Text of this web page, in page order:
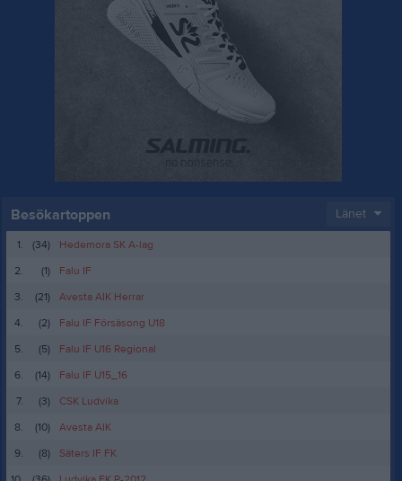
Besökartoppen Länet
1. (34)
Hedemora SK A-lag
2.
(1)
Falu IF
3.
(21)
Avesta AIK Herrar
4.
(2)
Falu IF Försäsong U18
5.
(5)
Falu IF U16 Regional
6.
(14)
Falu IF U15_16
7.
(3)
CSK Ludvika
8.
(10)
Avesta AIK
9.
(8)
Säters IF FK